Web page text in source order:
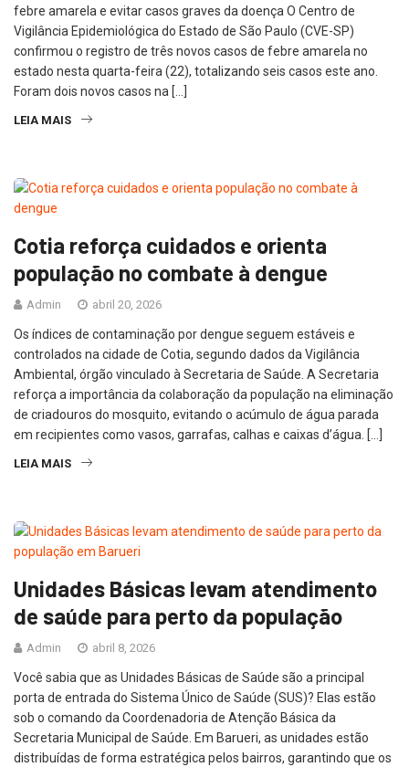
febre amarela e evitar casos graves da doença O Centro de
Vigilância Epidemiológica do Estado de São Paulo (CVE-SP)
confirmou o registro de três novos casos de febre amarela no
estado nesta quarta-feira (22), totalizando seis casos este ano.
Foram dois novos casos na […]
LEIA MAIS
Cotia reforça cuidados e orienta
população no combate à dengue
Admin abril 20, 2026
Os índices de contaminação por dengue seguem estáveis e
controlados na cidade de Cotia, segundo dados da Vigilância
Ambiental, órgão vinculado à Secretaria de Saúde. A Secretaria
reforça a importância da colaboração da população na eliminação
de criadouros do mosquito, evitando o acúmulo de água parada
em recipientes como vasos, garrafas, calhas e caixas d’água. […]
LEIA MAIS
Unidades Básicas levam atendimento
de saúde para perto da população
Admin abril 8, 2026
Você sabia que as Unidades Básicas de Saúde são a principal
porta de entrada do Sistema Único de Saúde (SUS)? Elas estão
sob o comando da Coordenadoria de Atenção Básica da
Secretaria Municipal de Saúde. Em Barueri, as unidades estão
distribuídas de forma estratégica pelos bairros, garantindo que os